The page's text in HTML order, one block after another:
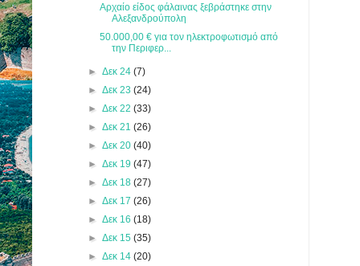
Αρχαίο είδος φάλαινας ξεβράστηκε στην
Αλεξανδρούπολη
50.000,00 € για τον ηλεκτροφωτισμό από
την Περιφερ...
► Δεκ 24 (7)
► Δεκ 23 (24)
► Δεκ 22 (33)
► Δεκ 21 (26)
► Δεκ 20 (40)
► Δεκ 19 (47)
► Δεκ 18 (27)
► Δεκ 17 (26)
► Δεκ 16 (18)
► Δεκ 15 (35)
► Δεκ 14 (20)